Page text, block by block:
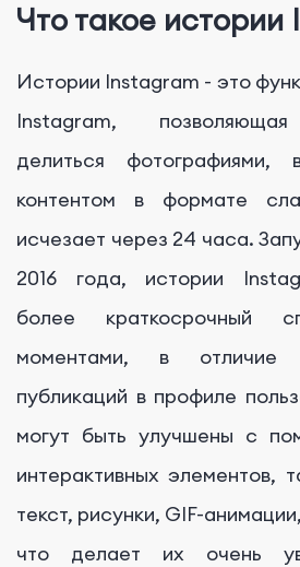
Что такое истории
Истории Instagram - это
Instagram, позволяющая
делиться
контентом в формате
исчезает через 24 часа.
2016 года, истории
более краткосрочный
моментами, в отличие
публикаций в профиле
могут быть улучшены с
интерактивных элементов,
текст, рисунки, GIF-
что делает их очень